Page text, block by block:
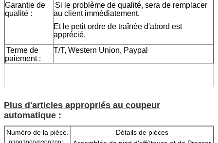
Garantie de
qualité :
Si le problème de qualité, sera de remplacer
au client immédiatement.
Et le petit ordre de traînée d'abord est
apprécié.
Terme de
paiement :
T/T, Western Union, Paypal
Plus d'articles appropriés au coupeur
automatique :
Numéro de la pièce. Détails de pièces